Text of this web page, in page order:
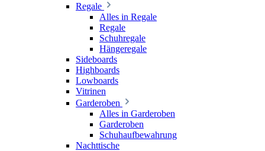
Regale
Alles in Regale
Regale
Schuhregale
Hängeregale
Sideboards
Highboards
Lowboards
Vitrinen
Garderoben
Alles in Garderoben
Garderoben
Schuhaufbewahrung
Nachttische